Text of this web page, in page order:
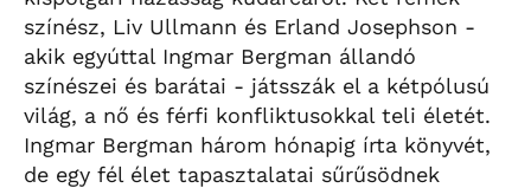
színész, Liv Ullmann és Erland Josephson -
akik egyúttal Ingmar Bergman állandó
színészei és barátai - játsszák el a kétpólusú
világ, a nő és férfi konfliktusokkal teli életét.
Ingmar Bergman három hónapig írta könyvét,
de egy fél élet tapasztalatai sűrűsödnek